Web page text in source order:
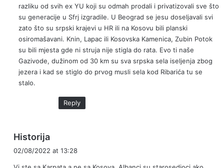
razliku od svih ex YU koji su odmah prodali i privatizovali sve što
su generacije u Sfrj izgradile. U Beograd se jesu doseljavali svi
zato što su srpski krajevi u HR ili na Kosovu bili planski
osiromašavani. Knin, Lapac ili Kosovska Kamenica, Zubin Potok
su bili mjesta gde ni struja nije stigla do rata. Evo ti naše
Gazivode, dužinom od 30 km su sva srpska sela iseljenja zbog
jezera i kad se stiglo do prvog musli sela kod Ribarića tu se
stalo.
Reply
Historija
02/08/2022 at 13:28